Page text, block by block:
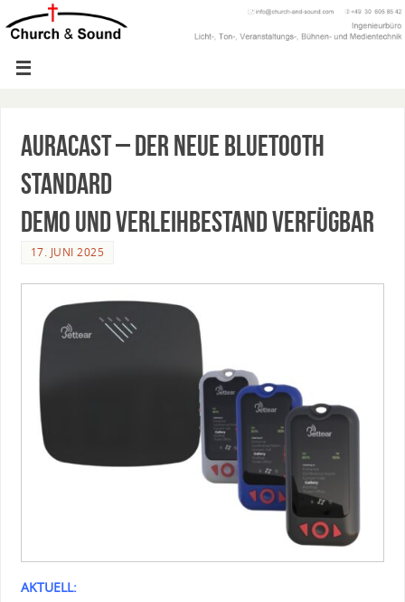
Auracast – der neue Bluetooth
Standard
Demo und Verleihbestand verfügbar
17. JUNI 2025
AKTUELL: